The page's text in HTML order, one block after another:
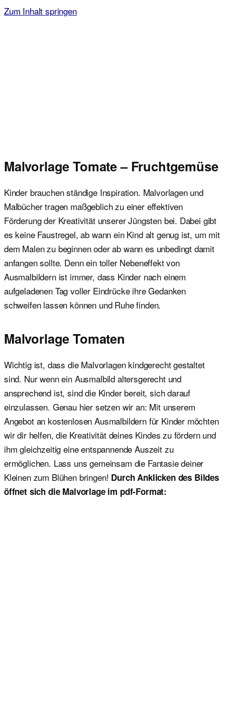
Zum Inhalt springen
Malvorlage Tomate – Fruchtgemüse
Kinder brauchen ständige Inspiration. Malvorlagen und
Malbücher tragen maßgeblich zu einer effektiven
Förderung der Kreativität unserer Jüngsten bei. Dabei gibt
es keine Faustregel, ab wann ein Kind alt genug ist, um mit
dem Malen zu beginnen oder ab wann es unbedingt damit
anfangen sollte. Denn ein toller Nebeneffekt von
Ausmalbildern ist immer, dass Kinder nach einem
aufgeladenen Tag voller Eindrücke ihre Gedanken
schweifen lassen können und Ruhe finden.
Malvorlage Tomaten
Wichtig ist, dass die Malvorlagen kindgerecht gestaltet
sind. Nur wenn ein Ausmalbild altersgerecht und
ansprechend ist, sind die Kinder bereit, sich darauf
einzulassen. Genau hier setzen wir an: Mit unserem
Angebot an kostenlosen Ausmalbildern für Kinder möchten
wir dir helfen, die Kreativität deines Kindes zu fördern und
ihm gleichzeitig eine entspannende Auszeit zu
ermöglichen. Lass uns gemeinsam die Fantasie deiner
Kleinen zum Blühen bringen! Durch Anklicken des Bildes
öffnet sich die Malvorlage im pdf-Format: